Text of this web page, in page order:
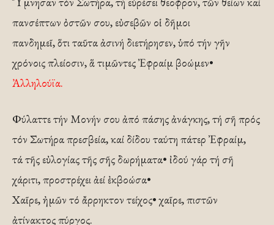
πανσέπτων ὀστῶν σου, εὐσεβῶν οἱ δῆμοι
πανδημεῖ, ὅτι ταῦτα ἀσινή διετήρησεν, ὑπό τήν γῆν
χρόνοις πλείοσιν, ἅ τιμῶντες Ἐφραίμ βοώμεν•
Ἀλληλούϊα.
Φύλαττε τήν Μονήν σου ἀπό πάσης ἀνάγκης, τή σῆ πρός
τόν Σωτήρα πρεσβεία, καί δίδου ταύτη πάτερ Ἐφραίμ,
τά τῆς εὐλογίας τῆς σῆς δωρήματα• ἰδού γάρ τή σῆ
χάριτι, προστρέχει ἀεί ἐκβοώσα•
Χαῖρε, ἠμῶν τό ἄρρηκτον τείχος• χαῖρε, πιστῶν
ἀτίνακτος πύργος.